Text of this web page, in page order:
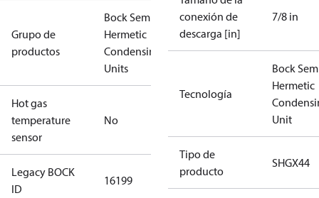
Grupo de
productos
Bock Semi-
Hermetic
Condensing
Units
Hot gas
temperature
sensor
No
Legacy BOCK
ID
16199
conexión de
descarga [in]
7/8 in
Tecnología
Bock
Hermetic
Unit
Tipo de
producto
SHGX44